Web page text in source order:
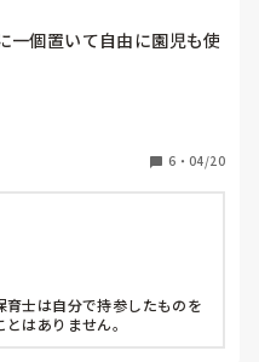
一個置いて自由に園児も使
、真似したいなぁ、と感心
子ども以外は日焼け止め使
なさんの園はどんな感じ
6 ・ 04/20
士は自分で持参したものを
はありません。